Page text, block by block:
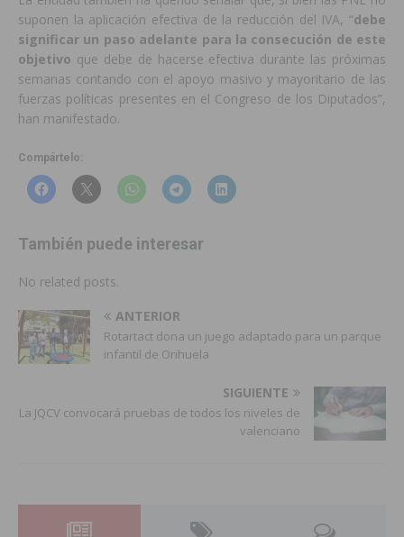
suponen la aplicación efectiva de la reducción del IVA, “debe
significar un paso adelante para la consecución de este
objetivo que debe de hacerse efectiva durante las próximas
semanas contando con el apoyo masivo y mayoritario de las
fuerzas políticas presentes en el Congreso de los Diputados”,
han manifestado.
Compártelo:
También puede interesar
No related posts.
ANTERIOR
Rotartact dona un juego adaptado para un parque
infantil de Orihuela
SIGUIENTE
La JQCV convocará pruebas de todos los niveles de
valenciano